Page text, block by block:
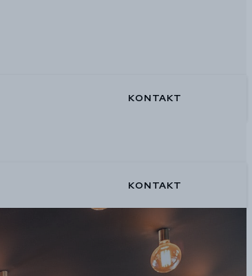
KONTAKT
KONTAKT